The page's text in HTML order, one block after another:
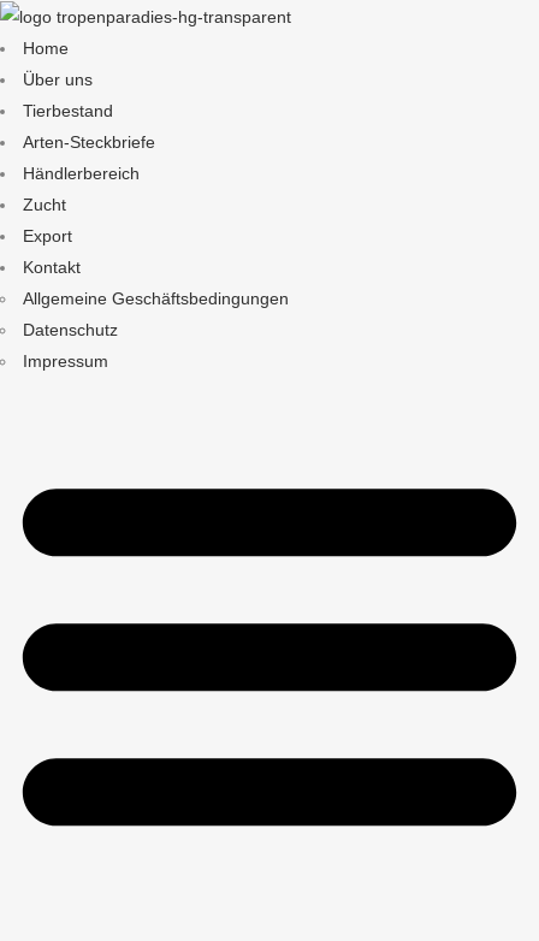
Home
Über uns
Tierbestand
Arten-Steckbriefe
Händlerbereich
Zucht
Export
Kontakt
Allgemeine Geschäftsbedingungen
Datenschutz
Impressum